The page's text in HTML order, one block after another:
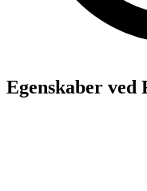
Egenskaber ved